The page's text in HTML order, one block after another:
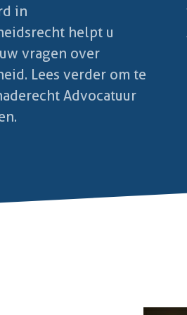
in
helpt u
vragen over
Lees verder om te
Advocatuur